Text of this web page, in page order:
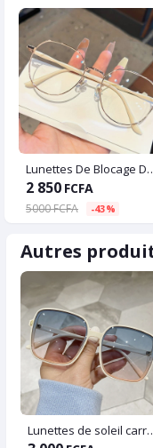
Lunettes De Blocage De Lumière Bleue, Lentilles Claires
2 850 FCFA
5000 FCFA -43%
Autres
Lunettes de soleil carrées surdimensionnées pour l'extérieur,